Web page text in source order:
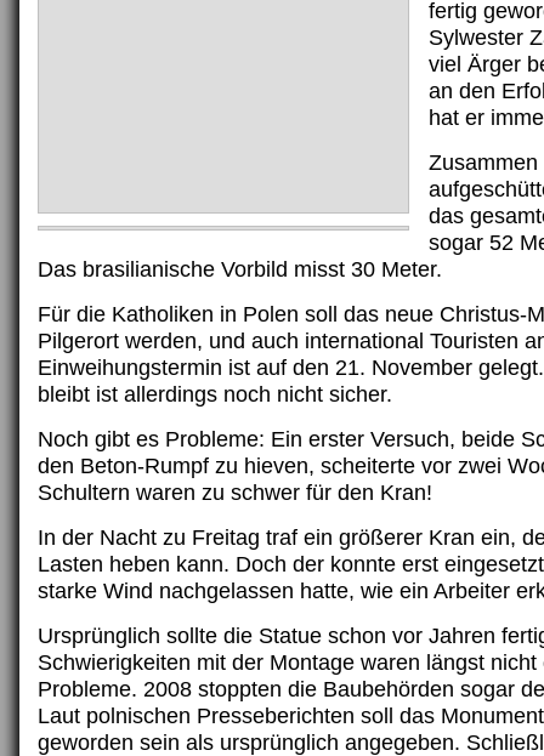
fertig
Sylwester
viel Ärger
an den
hat er
das
sogar 52
Das brasilianische Vorbild misst 30 Meter.
Für die Katholiken in Polen soll das neue Christus-
Pilgerort werden, und auch international Touristen
Einweihungstermin ist auf den 21. November
bleibt ist allerdings noch nicht sicher.
Noch gibt es Probleme: Ein erster Versuch, beide
den Beton-Rumpf zu hieven, scheiterte vor zwei
Schultern waren zu schwer für den Kran!
In der Nacht zu Freitag traf ein größerer Kran ein,
Lasten heben kann. Doch der konnte erst
starke Wind nachgelassen hatte, wie ein Arbeiter
Ursprünglich sollte die Statue schon vor Jahren
Schwierigkeiten mit der Montage waren längst nicht
Probleme. 2008 stoppten die Baubehörden sogar
Laut polnischen Presseberichten soll das
geworden sein als ursprünglich angegeben.